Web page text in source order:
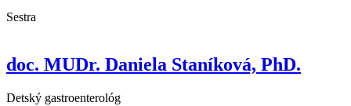
Sestra
doc. MUDr. Daniela Staníková, PhD.
Detský gastroenterológ